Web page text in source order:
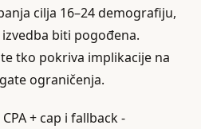
cilja 16–24 demografiju,
biti pogođena.
tko pokriva implikacije na
ograničenja.
+ cap i fallback -